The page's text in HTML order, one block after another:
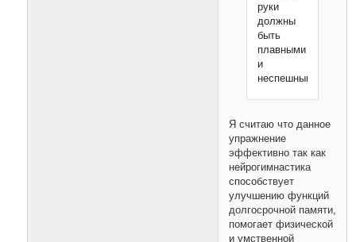
руки
должны
быть
плавными
и
неспешными.
Я считаю что данное
упражнение
эффективно так как
нейрогимнастика
способствует
улучшению функций
долгосрочной памяти,
помогает физической
и умственной